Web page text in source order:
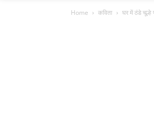
Home कविता घर में ठंडे चूल्हे